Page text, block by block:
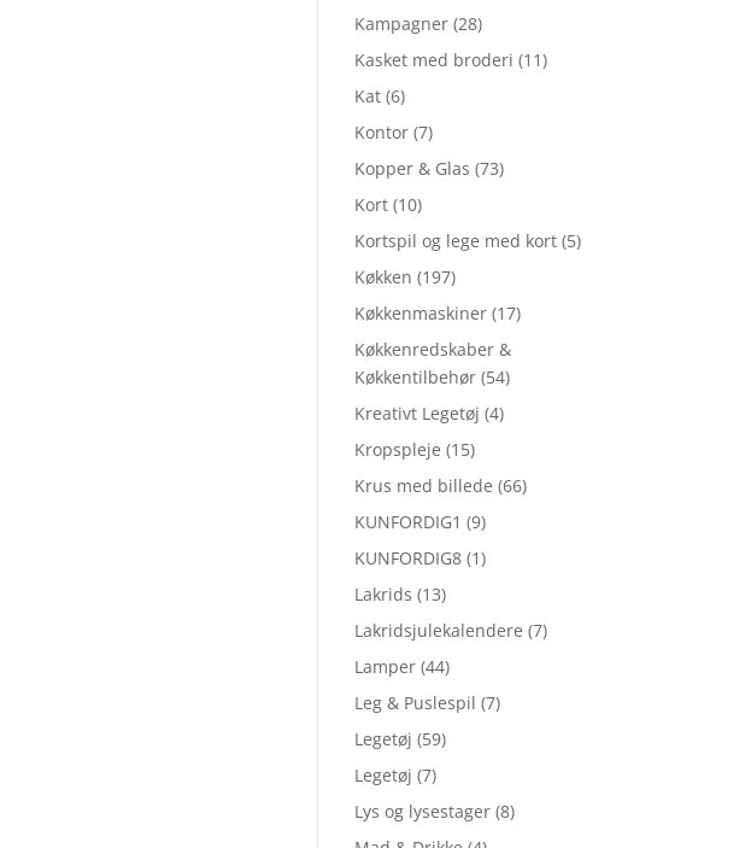
Kampagner (28)
Kasket med broderi (11)
Kat (6)
Kontor (7)
Kopper & Glas (73)
Kort (10)
Kortspil og lege med kort (5)
Køkken (197)
Køkkenmaskiner (17)
Køkkenredskaber &
Køkkentilbehør (54)
Kreativt Legetøj (4)
Kropspleje (15)
Krus med billede (66)
KUNFORDIG1 (9)
KUNFORDIG8 (1)
Lakrids (13)
Lakridsjulekalendere (7)
Lamper (44)
Leg & Puslespil (7)
Legetøj (59)
Legetøj (7)
Lys og lysestager (8)